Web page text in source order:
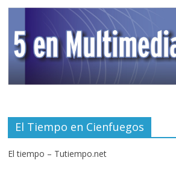
El Tiempo en Cienfuegos
El tiempo – Tutiempo.net